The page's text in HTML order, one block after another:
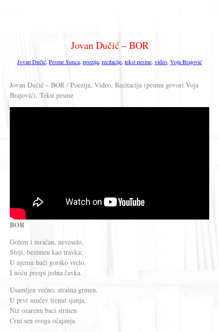
Jovan Dučić – BOR
Jovan Dučić, Pesme Sunca, poezija, recitacije, tekst pesme, video, Voja Brajović
Jovan Dučić – BOR / Poezija, Video, Recitacija (pesmu govori Voja
Brajović), Tekst pesme
BOR
Golem i mračan, neveselo,
Stoji, bezimen kao travka;
U njemu huči gorsko vrelo,
I noću prespi jedna čavka.
Usamljen večno, strašna grmen,
U prvi sunčev trenut sjanja,
Niz ozarenu baci strmen
Crni sen svoga očajanja.